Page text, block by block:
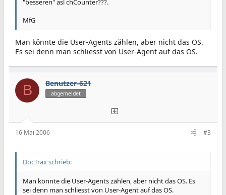
MfG
Man könnte die User-Agents zählen, aber nicht das OS.
Es sei denn man schliesst von User-Agent auf das OS.
B Benutzer-621
abgemeldet
16 Mai 2006 #3
DocTrax schrieb:
Man könnte die User-Agents zählen, aber nicht das OS. Es
sei denn man schliesst von User-Agent auf das OS.